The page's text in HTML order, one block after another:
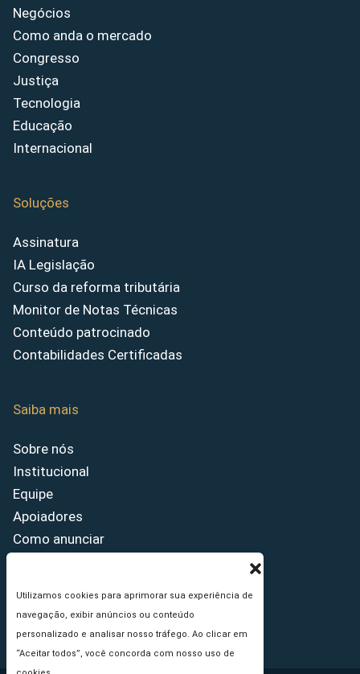
Utilizamos cookies para aprimorar sua experiência de
navegação, exibir anúncios ou conteúdo
personalizado e analisar nosso tráfego. Ao clicar em
“Aceitar todos”, você concorda com nosso uso de
Negócios
Como anda o mercado
Congresso
Justiça
Tecnologia
Educação
Internacional
Soluções
Assinatura
IA Legislação
Curso da reforma tributária
Monitor de Notas Técnicas
Conteúdo patrocinado
Contabilidades Certificadas
Saiba mais
Sobre nós
Institucional
Equipe
Apoiadores
Como anunciar
Princípios Editoriais